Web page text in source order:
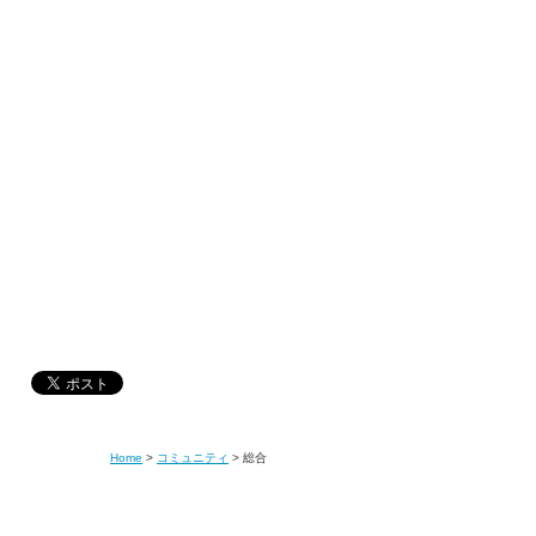
Home > コミュニティ > 総合